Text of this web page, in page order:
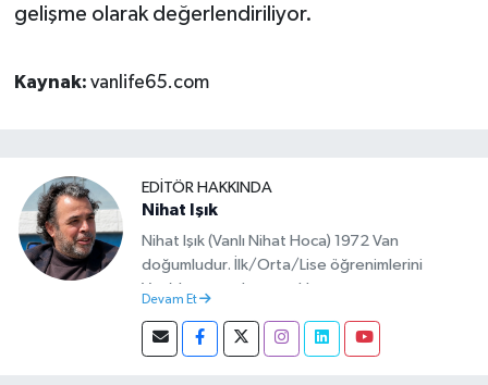
gelişme olarak değerlendiriliyor.
Kaynak: vanlife65.com
EDITÖR HAKKINDA
Nihat Işık
Nihat Işık (Vanlı Nihat Hoca) 1972 Van
doğumludur. İlk/Orta/Lise öğrenimlerini
Van’da tamamlamıştır. Hacettepe mezunu
başlamıştır. Asteğmen olarak yaptığı vatani
görevi dönüşü Van Sosyal Hizmetler İl
Devam Et